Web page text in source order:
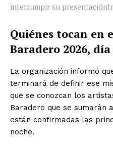
interrumpir su presentación
Quiénes tocan en
Baradero 2026,
La organización informó
terminará de definir ese
que se conozcan los
Baradero que se sumarán
están confirmadas las
noche.